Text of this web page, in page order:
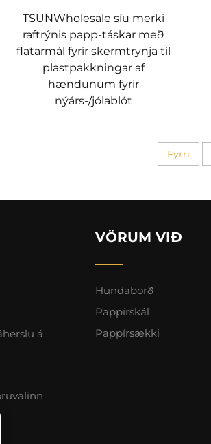
TSUNWholesale síu merki
raftrýnis papp-táskar með
flatarmál fyrir skermtrynja til
plastpakkningar af
hændunum fyrir
nýárs-/jólablót
Fyrri
á
VÖRUM VIÐ
Hundaborð
Pappírskál
Pappírsækki